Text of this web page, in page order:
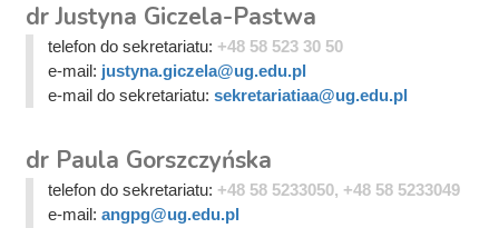
dr Justyna Giczela-Pastwa
telefon do sekretariatu: +48 58 523 30 50
e-mail: justyna.giczela@ug.edu.pl
e-mail do sekretariatu: sekretariatiaa@ug.edu.pl
dr Paula Gorszczyńska
telefon do sekretariatu: +48 58 5233050, +48 58 5233049
e-mail: angpg@ug.edu.pl